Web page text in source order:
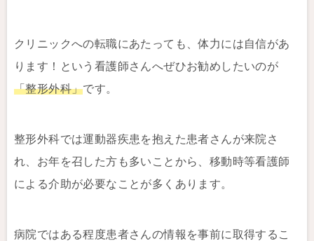
クリニックへの転職にあたっても、体力には自信があ
ります！という看護師さんへぜひお勧めしたいのが
「整形外科」です。
整形外科では運動器疾患を抱えた患者さんが来院さ
れ、お年を召した方も多いことから、移動時等看護師
による介助が必要なことが多くあります。
病院ではある程度患者さんの情報を事前に取得するこ